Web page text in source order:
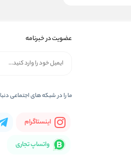
عضویت در خبرنامه
ما را در شبکه های اجتماعی
اینستاگرام
واتساپ تجاری